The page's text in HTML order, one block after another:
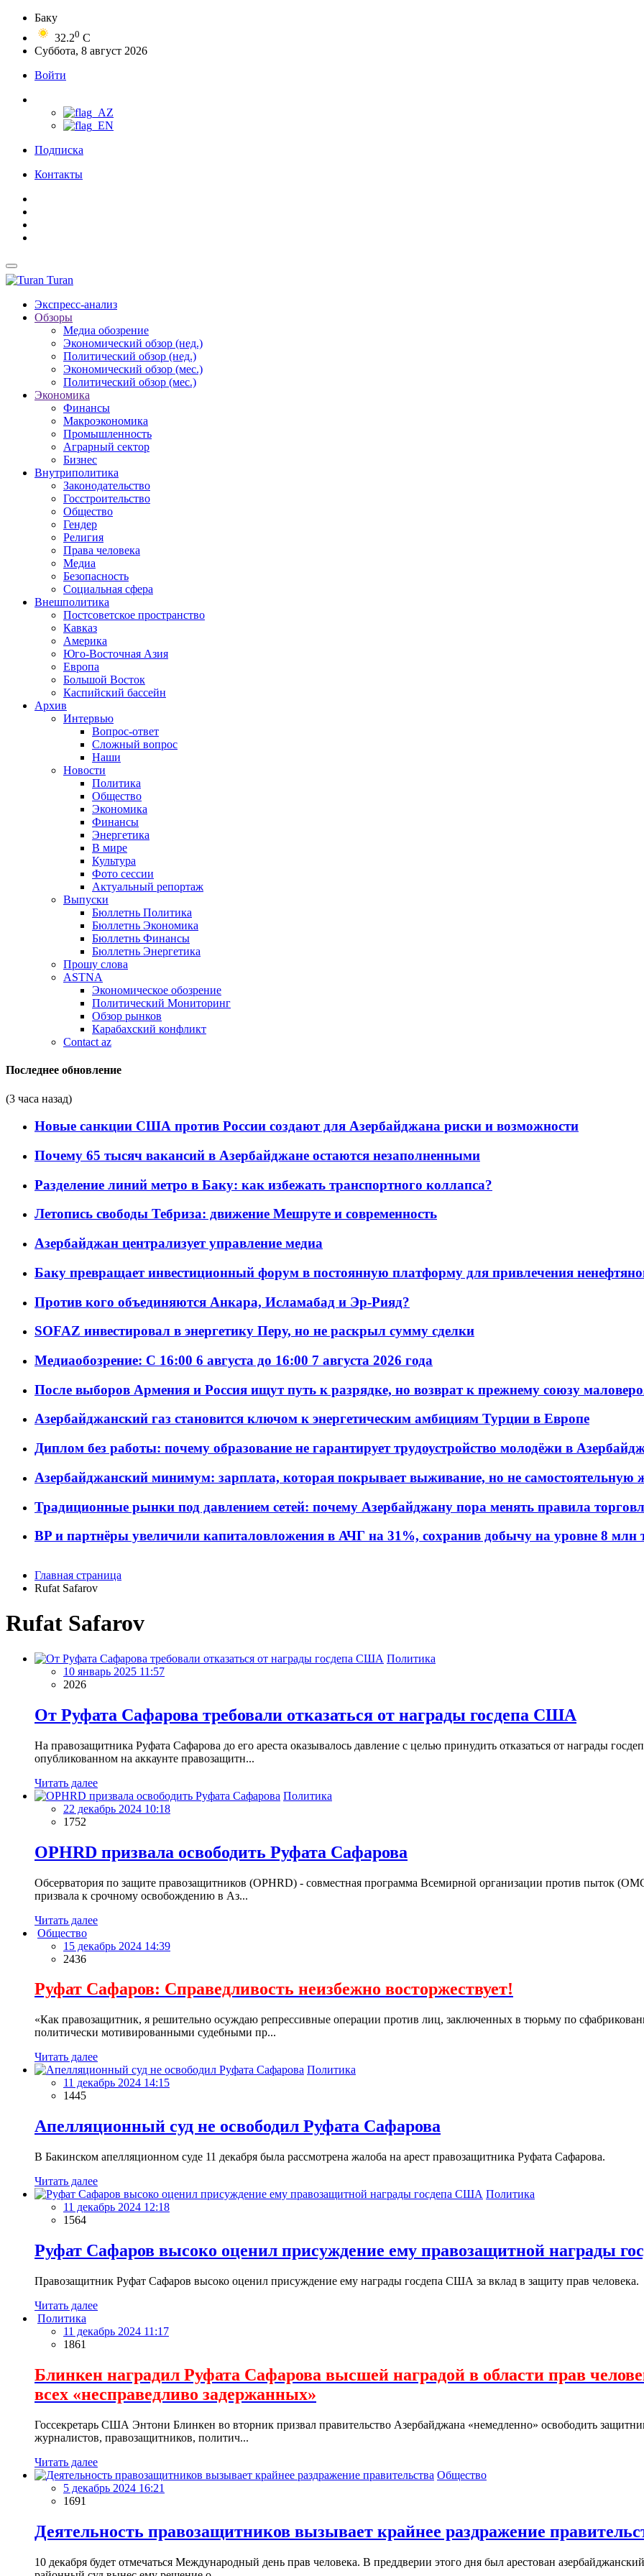
Баку
32.20 C
Суббота, 8 август 2026
Войти
Подписка
Контакты
Turan
Экспресс-анализ
Обзоры
Медиа обозрение
Экономический обзор (нед.)
Политический обзор (нед.)
Экономический обзор (мес.)
Политический обзор (мес.)
Экономика
Финансы
Макроэкономика
Промышленность
Аграрный сектор
Бизнес
Внутриполитика
Законодательство
Госстроительство
Общество
Гендер
Религия
Права человека
Медиа
Безопасность
Социальная сфера
Внешполитика
Постсоветское пространство
Кавказ
Америка
Юго-Восточная Азия
Европа
Большой Восток
Каспийский бассейн
Архив
Интервью
Вопрос-ответ
Сложный вопрос
Наши
Новости
Политика
Общество
Экономика
Финансы
Энергетика
В мире
Культура
Фото сессии
Актуальный репортаж
Выпуски
Бюллетнь Политика
Бюллетнь Экономика
Бюллетнь Финансы
Бюллетнь Энергетика
Прошу слова
ASTNA
Экономическое обозрение
Политический Мониторинг
Обзор рынков
Карабахский конфликт
Contact az
Последнее обновление
(3 часа назад)
Новые санкции США против России создают для Азербайджана риски и возможности
Почему 65 тысяч вакансий в Азербайджане остаются незаполненными
Разделение линий метро в Баку: как избежать транспортного коллапса?
Летопись свободы Тебриза: движение Мешруте и современность
Азербайджан централизует управление медиа
Баку превращает инвестиционный форум в постоянную платформу для привлечения
Против кого объединяются Анкара, Исламабад и Эр-Рияд?
SOFAZ инвестировал в энергетику Перу, но не раскрыл сумму сделки
Медиаобозрение: С 16:00 6 августа до 16:00 7 августа 2026 года
После выборов Армения и Россия ищут путь к разрядке, но возврат к прежнему союзу
Азербайджанский газ становится ключом к энергетическим амбициям Турции в Европе
Диплом без работы: почему образование не гарантирует трудоустройство молодёжи в
Азербайджанский минимум: зарплата, которая покрывает выживание, но не самостоятельную
Традиционные рынки под давлением сетей: почему Азербайджану пора менять правила
BP и партнёры увеличили капиталовложения в АЧГ на 31%, сохранив добычу на уровне 8 млн
Главная страница
Rufat Safarov
Rufat Safarov
Политика
10 январь 2025 11:57
2026
От Руфата Сафарова требовали отказаться от награды госдепа США
На правозащитника Руфата Сафарова до его ареста оказывалось давление с целью принудить отказаться от награды
опубликованном на аккаунте правозащитн...
Читать далее
Политика
22 декабрь 2024 10:18
1752
OPHRD призвала освободить Руфата Сафарова
Обсерватория по защите правозащитников (OPHRD) - совместная программа Всемирной организации против пыток
призвала к срочному освобождению в Аз...
Читать далее
Общество
15 декабрь 2024 14:39
2436
Руфат Сафаров: Справедливость неизбежно восторжествует!
«Как правозащитник, я решительно осуждаю репрессивные операции против лиц, заключенных в тюрьму по
политически мотивированными судебными пр...
Читать далее
Политика
11 декабрь 2024 14:15
1445
Апелляционный суд не освободил Руфата Сафарова
В Бакинском апелляционном суде 11 декабря была рассмотрена жалоба на арест правозащитника Руфата Сафарова.
Читать далее
Политика
11 декабрь 2024 12:18
1564
Руфат Сафаров высоко оценил присуждение ему правозащитной награды
Правозащитник Руфат Сафаров высоко оценил присуждение ему награды госдепа США за вклад в защиту прав человека.
Читать далее
Политика
11 декабрь 2024 11:17
1861
Блинкен наградил Руфата Сафарова высшей наградой в области прав
всех «несправедливо задержанных»
Госсекретарь США Энтони Блинкен во вторник призвал правительство Азербайджана «немедленно» освободить
журналистов, правозащитников, политич...
Читать далее
Общество
5 декабрь 2024 16:21
1691
Деятельность правозащитников вызывает крайнее раздражение
10 декабря будет отмечаться Международный день прав человека. В преддверии этого дня был арестован